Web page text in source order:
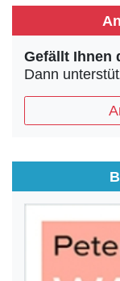
Gefällt Ihnen
Dann